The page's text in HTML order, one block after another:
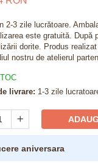
2-3 zile lucrătoare.
este gratuită.
dorite. Produs
nostru de atelierul
livrare: 1-3 zile
aniversara